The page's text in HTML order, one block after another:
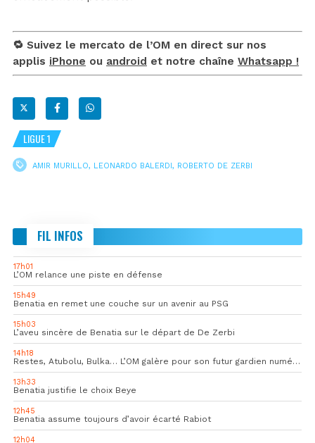
🔁 Suivez le mercato de l’OM en direct sur nos
applis iPhone ou android et notre chaîne Whatsapp !
LIGUE 1
AMIR MURILLO, LEONARDO BALERDI, ROBERTO DE ZERBI
FIL INFOS
17h01
L’OM relance une piste en défense
15h49
Benatia en remet une couche sur un avenir au PSG
15h03
L’aveu sincère de Benatia sur le départ de De Zerbi
14h18
Restes, Atubolu, Bulka… L’OM galère pour son futur gardien numéro 1
13h33
Benatia justifie le choix Beye
12h45
Benatia assume toujours d’avoir écarté Rabiot
12h04